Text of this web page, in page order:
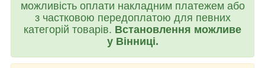
можливість оплати накладним платежем або
з частковою передоплатою для певних
категорій товарів. Встановлення можливе
у Вінниці.